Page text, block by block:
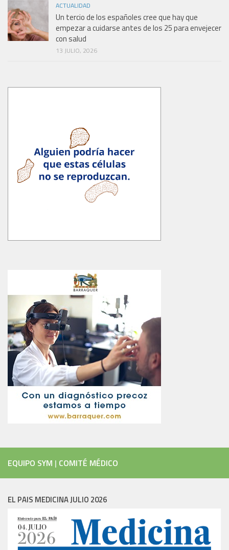
ACTUALIDAD
Un tercio de los españoles cree que hay que
empezar a cuidarse antes de los 25 para envejecer
con salud
13 JULIO, 2026
EQUIPO SYM | COMITÉ MÉDICO
EL PAIS MEDICINA JULIO 2026